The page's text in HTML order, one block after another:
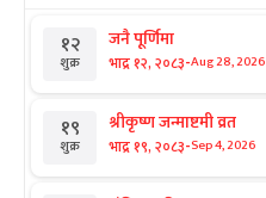
१२
शुक्र
जनै पूर्णिमा
भाद्र १२, २०८३-Aug 28, 2026
१९
शुक्र
श्रीकृष्ण जन्माष्टमी व्रत
भाद्र १९, २०८३-Sep 4, 2026